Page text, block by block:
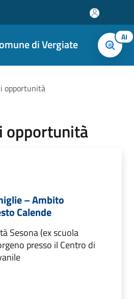
di Vergiate AI
opportunità
opportunità
– Ambito
Calende
Sesona (ex scuola
presso il Centro di